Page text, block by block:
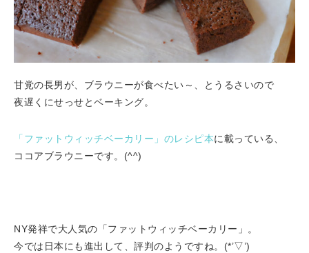
甘党の長男が、ブラウニーが食べたい～、とうるさいので
夜遅くにせっせとベーキング。
「ファットウィッチベーカリー」のレシピ本に載っている、
ココアブラウニーです。(^^)
NY発祥で大人気の「ファットウィッチベーカリー」。
今では日本にも進出して、評判のようですね。(*’▽’)